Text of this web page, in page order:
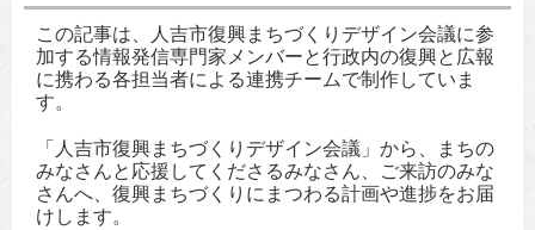
この記事は、人吉市復興まちづくりデザイン会議に参
加する情報発信専門家メンバーと行政内の復興と広報
に携わる各担当者による連携チームで制作していま
す。
「人吉市復興まちづくりデザイン会議」から、まちの
みなさんと応援してくださるみなさん、ご来訪のみな
さんへ、復興まちづくりにまつわる計画や進捗をお届
けします。